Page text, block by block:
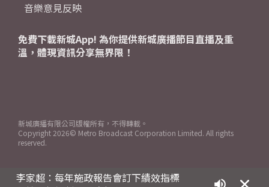
李家超：每年施政報告會訂下績效指標
音樂意見反映
免費下載新城App! 為你提供新城廣播節目直播及重
溫，體現資訊分享無界限！
新城廣播有限公司版權所有，不得轉載。
Copyright 2026© Metro Broadcast Corporation Limited. All rights
reserved.